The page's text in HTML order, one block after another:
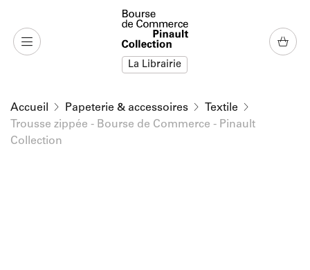
La Librairie
Accueil Papeterie & accessoires
Textile
Trousse zippée - Bourse de Commerce - Pinault
Collection